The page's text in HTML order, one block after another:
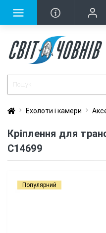
Ехолоти і камери
Кріплення для
C14699
Популярний